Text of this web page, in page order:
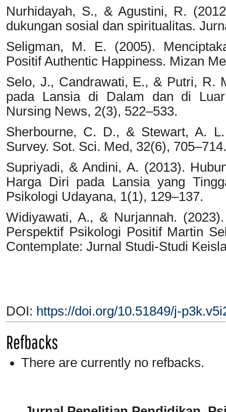
Nurhidayah, S., & Agustini, R.
dukungan sosial dan spiritualitas.
Seligman, M. E. (2005).
Positif Authentic Happiness. Mizan
Selo, J., Candrawati, E., & Putri, R.
pada Lansia di Dalam dan di
Nursing News, 2(3), 522–533.
Sherbourne, C. D., & Stewart, A.
Survey. Sot. Sci. Med, 32(6), 705–714.
Supriyadi, & Andini, A. (2013).
Harga Diri pada Lansia yang
Psikologi Udayana, 1(1), 129–137.
Widiyawati, A., & Nurjannah.
Perspektif Psikologi Positif Martin
Contemplate: Jurnal Studi-Studi
DOI: https://doi.org/10.51849/j-
Refbacks
There are currently no refbacks.